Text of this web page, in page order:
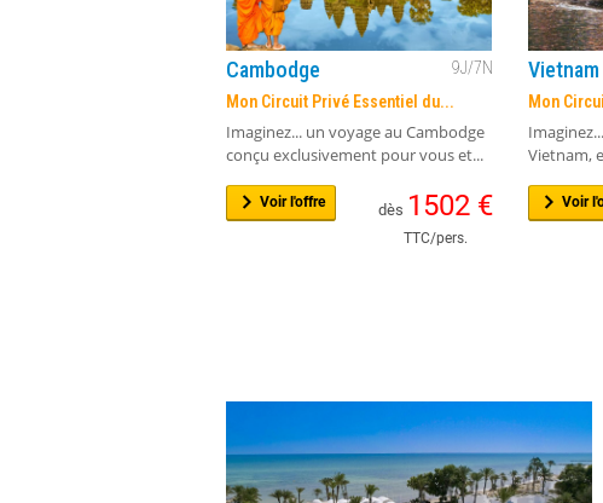
Cambodge 9J/7N
Mon Circuit Privé Essentiel du...
Imaginez... un voyage au Cambodge
conçu exclusivement pour vous et...
dès 1502€
TTC/pers.
Voir l'offre
Vietnam
Mon
Vietnam,
Voir